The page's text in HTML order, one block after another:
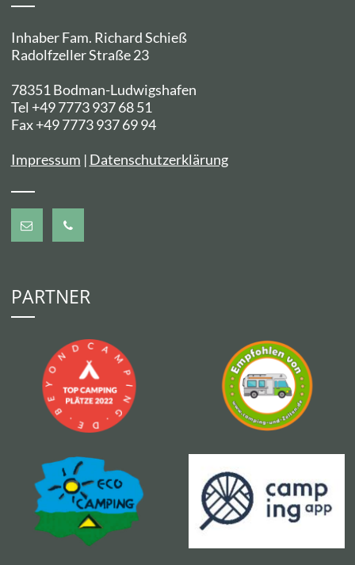
Inhaber Fam. Richard Schieß
Radolfzeller Straße 23
78351 Bodman-Ludwigshafen
Tel +49 7773 937 68 51
Fax +49 7773 937 69 94
Impressum | Datenschutzerklärung
PARTNER